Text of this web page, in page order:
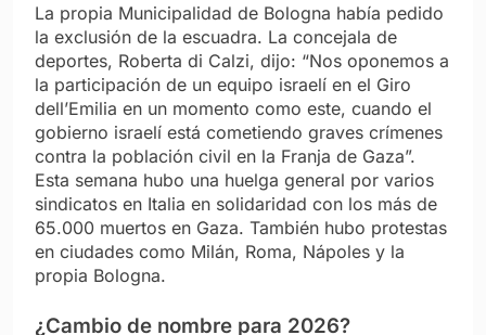
La propia Municipalidad de Bologna había pedido
la exclusión de la escuadra. La concejala de
deportes, Roberta di Calzi, dijo: “Nos oponemos a
la participación de un equipo israelí en el Giro
dell’Emilia en un momento como este, cuando el
gobierno israelí está cometiendo graves crímenes
contra la población civil en la Franja de Gaza”.
Esta semana hubo una huelga general por varios
sindicatos en Italia en solidaridad con los más de
65.000 muertos en Gaza. También hubo protestas
en ciudades como Milán, Roma, Nápoles y la
propia Bologna.
¿Cambio de nombre para 2026?